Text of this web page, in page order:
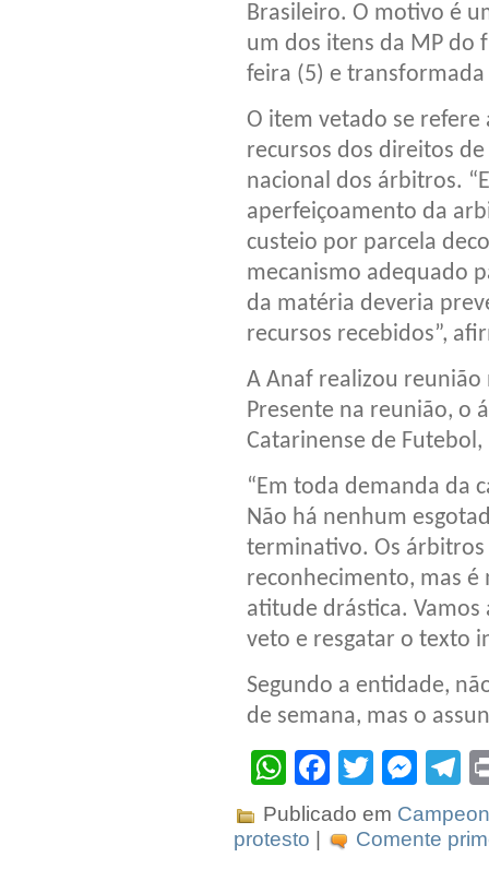
Brasileiro. O motivo é
um dos itens da MP do
feira (5) e transformada
O item vetado se refere
recursos dos direitos
nacional dos árbitros.
aperfeiçoamento da
custeio por parcela
mecanismo adequado
da matéria deveria
recursos recebidos”,
A Anaf realizou reunião
Presente na reunião, o
Catarinense de
“Em toda demanda da
Não há nenhum
terminativo. Os
reconhecimento, mas
atitude drástica.
veto e resgatar o texto
Segundo a entidade,
de semana, mas o
WhatsApp
Facebook
Twitter
Publicado em
protesto
Comente